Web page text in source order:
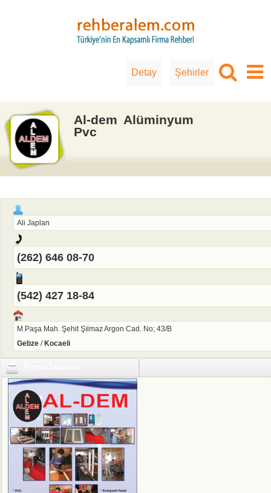
Detay Şehirler
Al-dem Alüminyum
Pvc
Ali Japlan
(262) 646 08-70
(542) 427 18-84
M.Paşa Mah. Şehit Şılmaz Argon Cad. No; 43/B
Gebze/ Kocaeli